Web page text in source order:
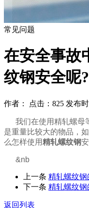
常见问题
在安全事故
纹钢安全呢?
作者： 点击：825 发布
我们在使用精轧螺母
是重量比较大的物品，
么怎样使用精轧螺纹钢
&nb
上一条 精轧螺纹钢
下一条 精轧螺纹钢
返回列表